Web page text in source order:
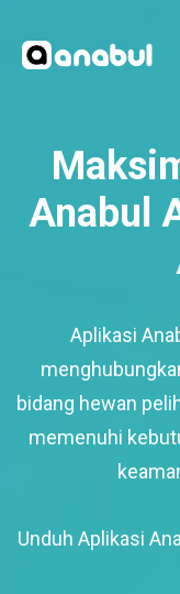
Anabul
Aplikasi
bidang hewan
memenuhi
Unduh Aplikasi